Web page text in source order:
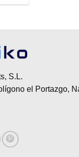
1.985,00 €
S.L.
el Portazgo,